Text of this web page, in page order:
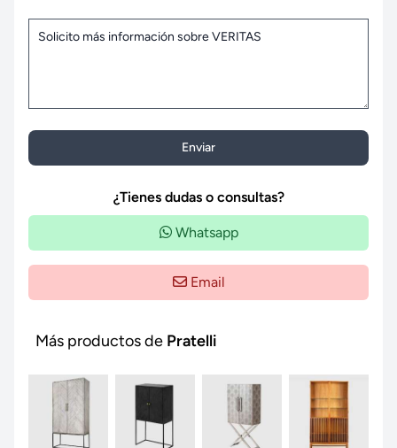
Enviar
¿Tienes dudas o consultas?
Whatsapp
Email
Más productos de Pratelli